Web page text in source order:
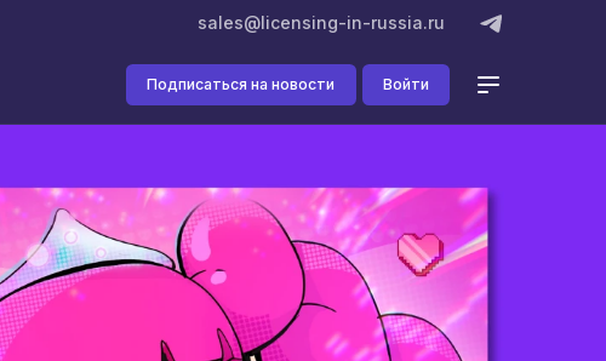
sales@licensing-in-russia.ru
Подписаться на новости Войти